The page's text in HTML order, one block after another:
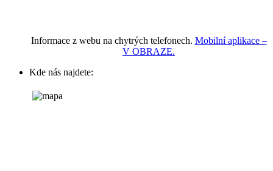
Informace z webu na chytrých telefonech. Mobilní aplikace –
V OBRAZE.
Kde nás najdete: